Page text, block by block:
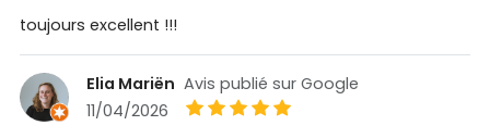
toujours excellent !!!
Elia Mariën Avis publié sur Google
11/04/2026